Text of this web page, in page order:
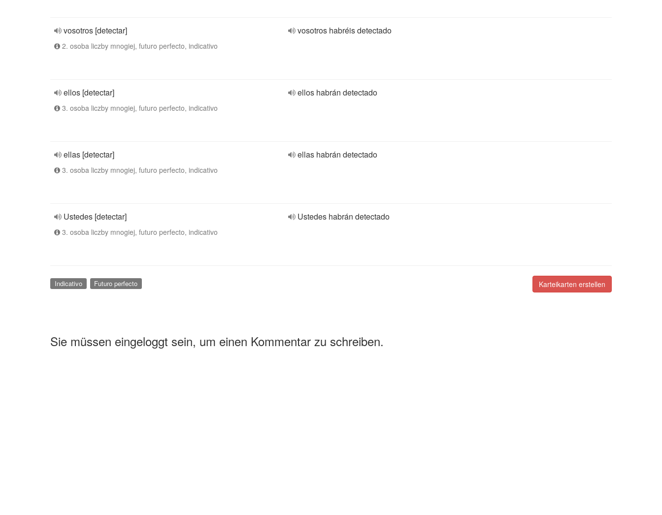
vosotros [detectar]
2. osoba liczby mnogiej, futuro perfecto, indicativo
vosotros habréis detectado
ellos [detectar]
3. osoba liczby mnogiej, futuro perfecto, indicativo
ellos habrán detectado
ellas [detectar]
3. osoba liczby mnogiej, futuro perfecto, indicativo
ellas habrán detectado
Ustedes [detectar]
3. osoba liczby mnogiej, futuro perfecto, indicativo
Ustedes habrán detectado
Karteikarten erstellen
Indicativo Futuro perfecto
Sie müssen eingeloggt sein, um einen Kommentar zu schreiben.